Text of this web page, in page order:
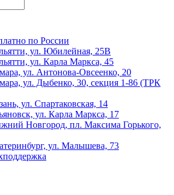
по России
ул. Юбилейная, 25В
ул. Карла Маркса, 45
ул. Антонова-Овсеенко, 20
ул. Дыбенко, 30, секция 1-86 (ТРК
ул. Спартаковская, 14
ул. Карла Маркса, 17
Новгород, пл. Максима Горького,
ул. Малышева, 73